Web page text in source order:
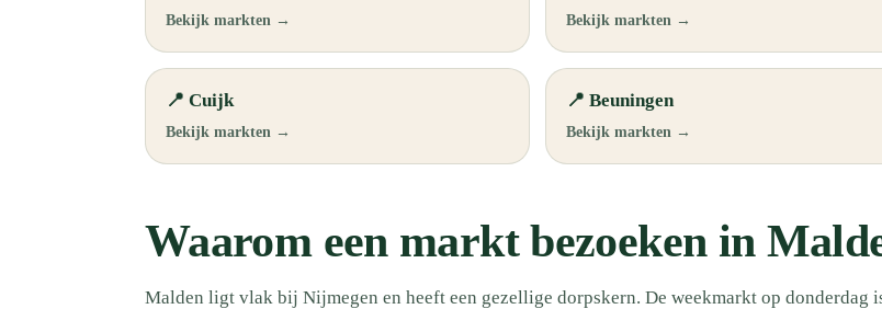
Bekijk markten → Bekijk markten →
📍 Cuijk
Bekijk markten →
📍 Beuningen
Bekijk markten →
Waarom een markt bezoeken in
Malden ligt vlak bij Nijmegen en heeft een gezellige dorpskern. De weekmarkt op donderdag